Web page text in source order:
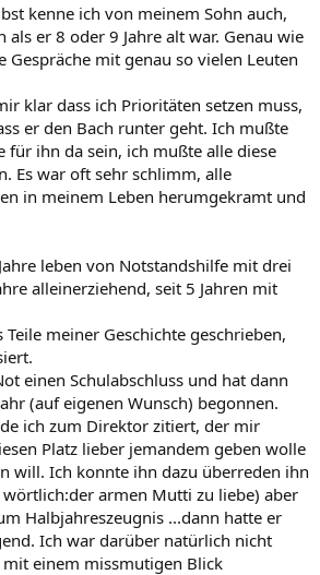
kenne ich von meinem Sohn auch,
er 8 oder 9 Jahre alt war. Genau wie
Gespräche mit genau so vielen Leuten
klar dass ich Prioritäten setzen muss,
er den Bach runter geht. Ich mußte
für ihn da sein, ich mußte alle diese
Es war oft sehr schlimm, alle
in meinem Leben herumgekramt und
leben von Notstandshilfe mit drei
alleinerziehend, seit 5 Jahren mit
meiner Geschichte geschrieben,
einen Schulabschluss und hat dann
(auf eigenen Wunsch) begonnen.
ich zum Direktor zitiert, der mir
Platz lieber jemandem geben wolle
will. Ich konnte ihn dazu überreden ihn
armen Mutti zu liebe) aber
Halbjahreszeugnis ...dann hatte er
Ich war darüber natürlich nicht
einem missmutigen Blick